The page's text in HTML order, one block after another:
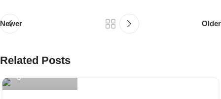
Newer Older
Related Posts
Gizem Winter